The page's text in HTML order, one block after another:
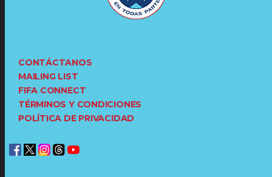
CONTÁCTANOS
MAILING LIST
FIFA CONNECT
TÉRMINOS Y CONDICIONES
POLÍTICA DE PRIVACIDAD